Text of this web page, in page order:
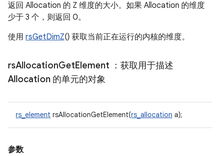
返回 Allocation 的 Z 维度的大小。如果 Allocation 的维度
少于 3 个，则返回 0。
使用 rsGetDimZ() 获取当前正在运行的内核的维度。
rsAllocationGetElement ：获取用于描述
Allocation 的单元的对象
rs_element rsAllocationGetElement(rs_allocation a);
参数